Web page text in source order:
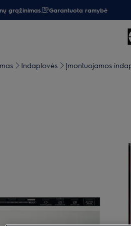
grąžinimas Garantuota ramybė
Indaplovės Įmontuojamos